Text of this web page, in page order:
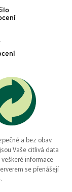
a bez obav.
Vaše citlivá data
informace
se přenášejí